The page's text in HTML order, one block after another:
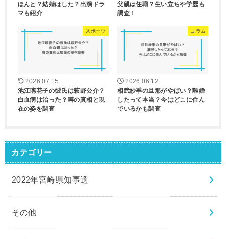
ほんと？結婚はした？出演ドラ
マも紹介
父親は住職？生い立ちや学歴も
調査！
スポーツ
2026.07.15
池江璃花子の彼氏は萩野公介？
白血病は治った？噂の真相と現
在の姿を調査
コラム
2026.06.12
相武紗季の旦那がやばい？離婚
したって本当？今はどこに住ん
でいるかも調査
カテゴリー
2022年宮崎県知事選
その他